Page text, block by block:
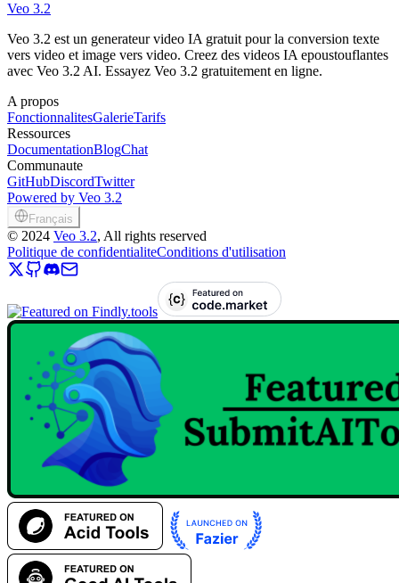
Veo 3.2
Veo 3.2 est un generateur video IA gratuit pour la conversion texte
vers video et image vers video. Creez des videos IA epoustouflantes
avec Veo 3.2 AI. Essayez Veo 3.2 gratuitement en ligne.
A propos
FonctionnalitesGalerieTarifs
Ressources
DocumentationBlogChat
Communaute
GitHubDiscordTwitter
Powered by Veo 3.2
Français
© 2024 Veo 3.2, All rights reserved
Politique de confidentialiteConditions d'utilisation